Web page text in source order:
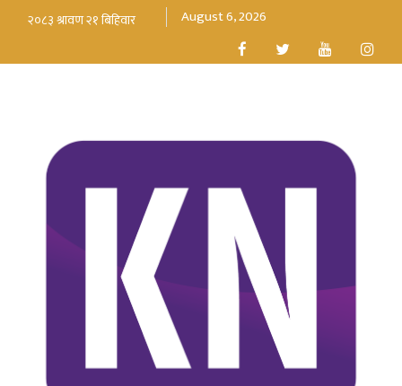
August 6, 2026